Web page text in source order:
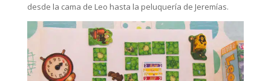
desde la cama de Leo hasta la peluquería de Jeremías.